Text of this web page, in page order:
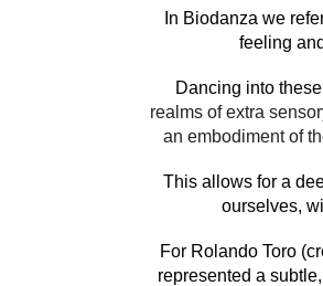
In Biodanza we
feeling
Dancing into
realms of extra
an embodiment of
This allows for a
ourselves,
For Rolando Toro
represented a